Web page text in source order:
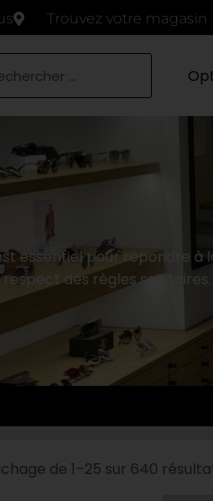
Trouvez votre magasin
essentiel pour répondre
respect des règles sanitaires.
de 1–25 sur 640